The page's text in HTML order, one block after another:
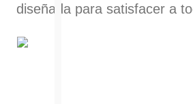
diseñada para satisfacer a